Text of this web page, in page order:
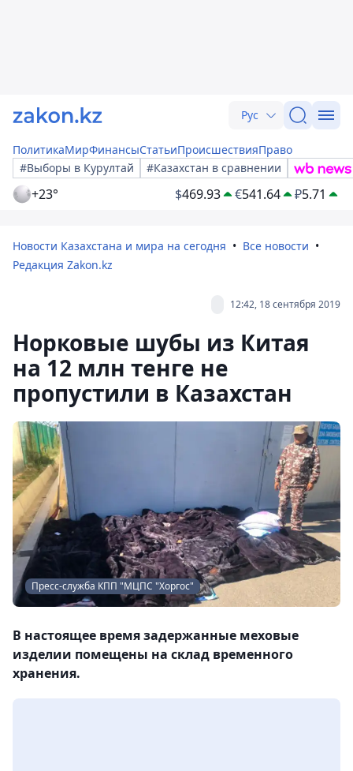
Рус
ПолитикаМирФинансыСтатьиПроисшествияПраво
#Выборы в Курултай
#Казахстан в сравнении
+23° $469.93 €541.64 ₽5.71
Новости Казахстана и мира на сегодня
Все новости
Редакция Zakon.kz
12:42, 18 сентября 2019
Норковые шубы из Китая
на 12 млн тенге не
пропустили в Казахстан
Пресс-служба КПП "МЦПС "Хоргос"
В настоящее время задержанные меховые
изделии помещены на склад временного
хранения.